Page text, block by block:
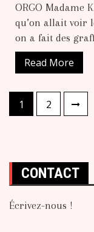
ORGO Madame
qu’on allait voir
on a fait des
Read More
Pagination
des
1 2
CONTACT
Écrivez-nous !